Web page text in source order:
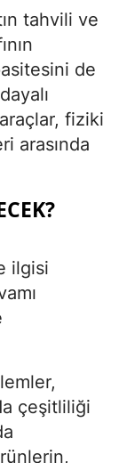
tahvili ve
de
fiziki
arasında
ilgisi
çeşitliliği